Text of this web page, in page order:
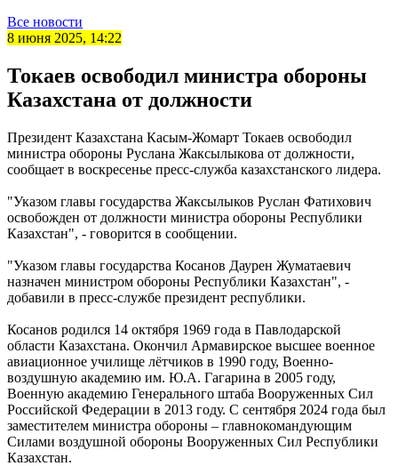
Все новости
8 июня 2025, 14:22
Токаев освободил министра обороны
Казахстана от должности
Президент Казахстана Касым-Жомарт Токаев освободил
министра обороны Руслана Жаксылыкова от должности,
сообщает в воскресенье пресс-служба казахстанского лидера.
"Указом главы государства Жаксылыков Руслан Фатихович
освобожден от должности министра обороны Республики
Казахстан", - говорится в сообщении.
"Указом главы государства Косанов Даурен Жуматаевич
назначен министром обороны Республики Казахстан", -
добавили в пресс-службе президент республики.
Косанов родился 14 октября 1969 года в Павлодарской
области Казахстана. Окончил Армавирское высшее военное
авиационное училище лётчиков в 1990 году, Военно-
воздушную академию им. Ю.А. Гагарина в 2005 году,
Военную академию Генерального штаба Вооруженных Сил
Российской Федерации в 2013 году. С сентября 2024 года был
заместителем министра обороны – главнокомандующим
Силами воздушной обороны Вооруженных Сил Республики
Казахстан.